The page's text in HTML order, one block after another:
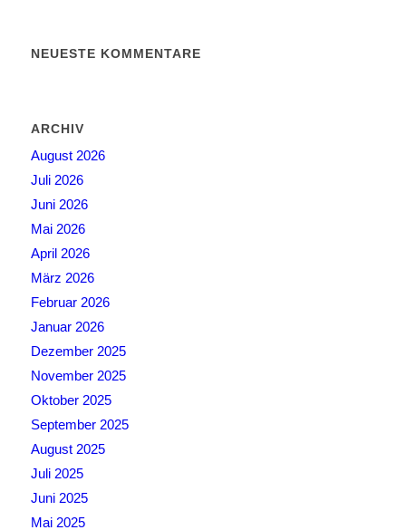
NEUESTE KOMMENTARE
ARCHIV
August 2026
Juli 2026
Juni 2026
Mai 2026
April 2026
März 2026
Februar 2026
Januar 2026
Dezember 2025
November 2025
Oktober 2025
September 2025
August 2025
Juli 2025
Juni 2025
Mai 2025